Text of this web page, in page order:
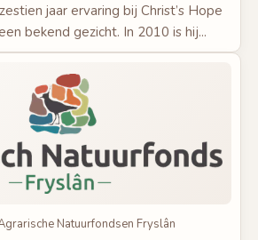
jaar ervaring bij Christ’s Hope
bekend gezicht. In 2010 is hij...
Natuurfondsen Fryslân